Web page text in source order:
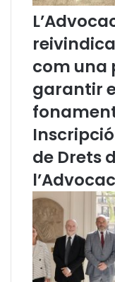
t
e
e
l
o
v
r
n
s
t
a
t
a
l
d
com una
garantir
de Drets